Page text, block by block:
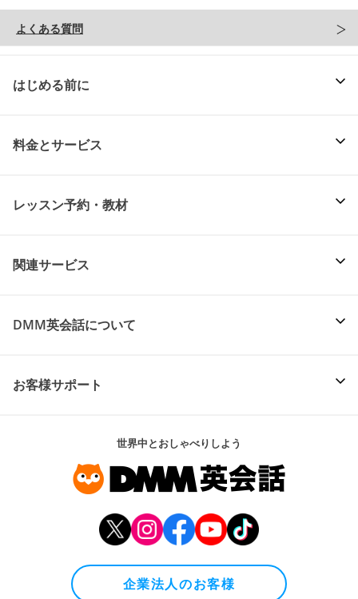
よくある質問
はじめる前に
料金とサービス
レッスン予約・教材
関連サービス
DMM英会話について
お客様サポート
世界中とおしゃべりしよう
企業法人のお客様